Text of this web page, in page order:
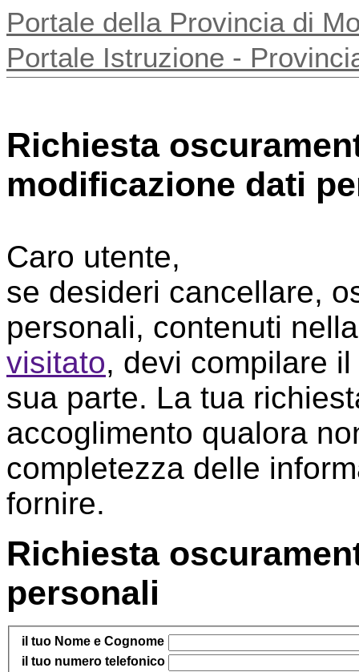
Portale della Provincia di
Portale Istruzione -
Richiesta
modificazione dati
Caro utente,
se desideri cancellare,
personali, contenuti
visitato, devi compilare
sua parte. La tua
accoglimento qualora
completezza delle
fornire.
Richiesta
personali
il tuo Nome e Cognome
il tuo numero telefonico